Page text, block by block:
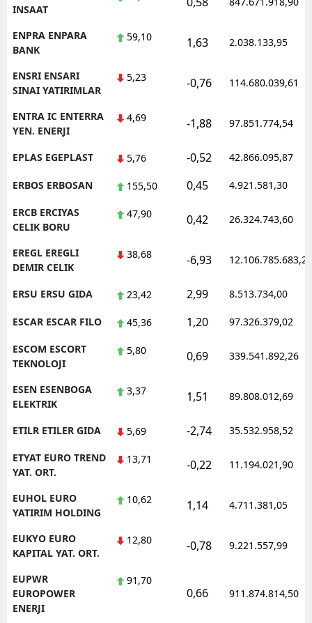
INSAAT
ENPRA ENPARA
BANK
59,10 1,63 2.038.133,95
ENSRI ENSARI
SINAI YATIRIMLAR
5,23 -0,76 114.680.039,61
ENTRA IC ENTERRA
YEN. ENERJI
4,69 -1,88 97.851.774,54
EPLAS EGEPLAST 5,76 -0,52 42.866.095,87
ERBOS ERBOSAN 155,50 0,45 4.921.581,30
ERCB ERCIYAS
CELIK BORU
47,90 0,42 26.324.743,60
EREGL EREGLI
DEMIR CELIK
38,68 -6,93 12.106.785.683,20
ERSU ERSU GIDA 23,42 2,99 8.513.734,00
ESCAR ESCAR FILO 45,36 1,20 97.326.379,02
ESCOM ESCORT
TEKNOLOJI
5,80 0,69 339.541.892,26
ESEN ESENBOGA
ELEKTRIK
3,37 1,51 89.808.012,69
ETILR ETILER GIDA 5,69 -2,74 35.532.958,52
ETYAT EURO TREND
YAT. ORT.
13,71 -0,22 11.194.021,90
EUHOL EURO
YATIRIM HOLDING
10,62 1,14 4.711.381,05
EUKYO EURO
KAPITAL YAT. ORT.
12,80 -0,78 9.221.557,99
EUPWR
EUROPOWER
ENERJI
91,70
0,66 911.874.814,50